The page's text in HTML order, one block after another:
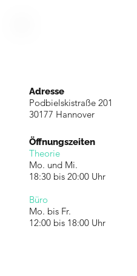
Adresse
Podbielskistraße 201
30177 Hannover
Öffnungszeiten
Theorie
Mo. und Mi.
18:30 bis 20:00 Uhr
Büro
Mo. bis Fr.
12:00 bis 18:00 Uhr